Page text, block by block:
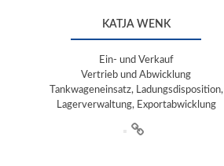
KATJA WENK
Ein- und Verkauf
Vertrieb und Abwicklung
Tankwageneinsatz, Ladungsdisposition,
Lagerverwaltung, Exportabwicklung